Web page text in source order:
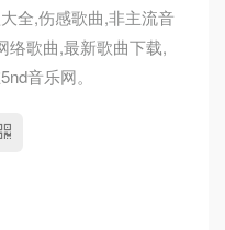
全,伤感歌曲,非主流音
络歌曲,最新歌曲下载,
音乐网。